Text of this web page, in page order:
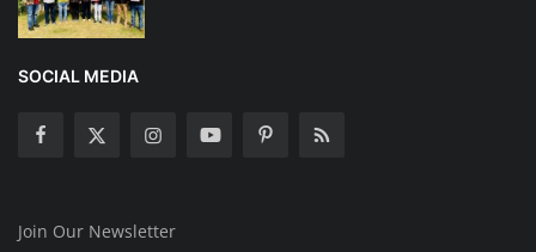
SOCIAL MEDIA
Join Our Newsletter